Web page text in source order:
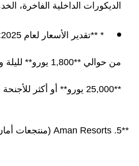
الديكورات الداخلية الفاخرة،
من حوالي **1,800
**25,000 يورو** أو أكثر للأجنحة الفاخرة جدًا.
**5. Aman Resorts (منتجعات أمان):**